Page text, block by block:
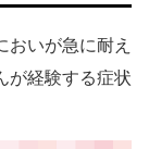
おいが急に耐え
が経験する症状